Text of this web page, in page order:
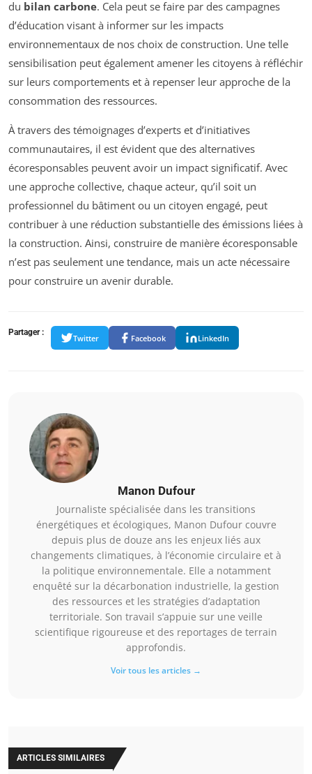
du bilan carbone. Cela peut se faire par des campagnes
d’éducation visant à informer sur les impacts
environnementaux de nos choix de construction. Une telle
sensibilisation peut également amener les citoyens à réfléchir
sur leurs comportements et à repenser leur approche de la
consommation des ressources.
À travers des témoignages d’experts et d’initiatives
communautaires, il est évident que des alternatives
écoresponsables peuvent avoir un impact significatif. Avec
une approche collective, chaque acteur, qu’il soit un
professionnel du bâtiment ou un citoyen engagé, peut
contribuer à une réduction substantielle des émissions liées à
la construction. Ainsi, construire de manière écoresponsable
n’est pas seulement une tendance, mais un acte nécessaire
pour construire un avenir durable.
Partager :
Twitter Facebook LinkedIn
Manon Dufour
Journaliste spécialisée dans les transitions
énergétiques et écologiques, Manon Dufour couvre
depuis plus de douze ans les enjeux liés aux
changements climatiques, à l’économie circulaire et à
la politique environnementale. Elle a notamment
enquêté sur la décarbonation industrielle, la gestion
des ressources et les stratégies d’adaptation
territoriale. Son travail s’appuie sur une veille
scientifique rigoureuse et des reportages de terrain
approfondis.
Voir tous les articles →
ARTICLES SIMILAIRES